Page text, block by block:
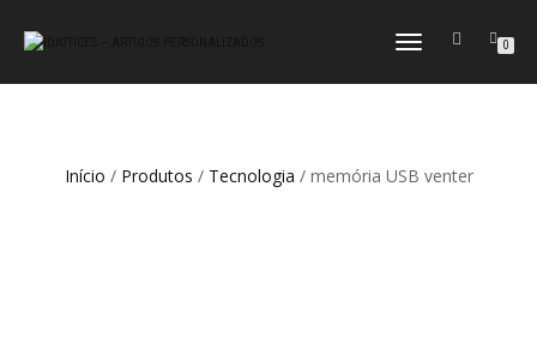
ALTERNAR
NAVEGAÇÃO
0
Início / Produtos / Tecnologia / memória USB venter